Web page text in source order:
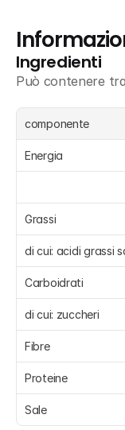
Ingredienti
Può contenere
componente
Energia
Grassi
di cui: acidi grassi
Carboidrati
di cui: zuccheri
Fibre
Proteine
Sale